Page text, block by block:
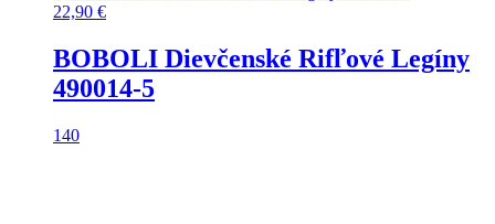
22,90 €
BOBOLI Dievčenské Rifľové Legíny
490014-5
140